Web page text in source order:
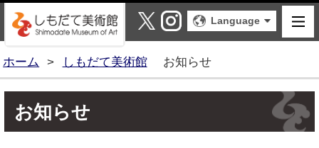
しもだて美術館
X Instagram
Language
ホーム > しもだて美術館 お知らせ
お知らせ